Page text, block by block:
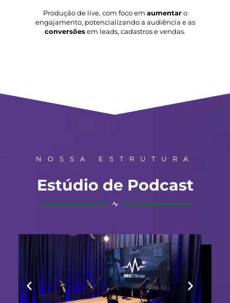
Produção de live, com foco em aumentaro
engajamento, potencializando a audiência e as
conversõesem leads, cadastros e vendas.
NOSSA ESTRUTURA
Estúdio de Podcast